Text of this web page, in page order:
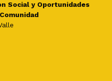
Social y Oportunidades